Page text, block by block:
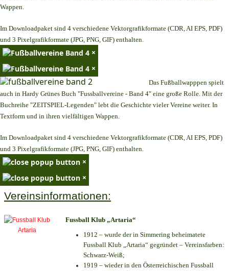
Wappen.
Im Downloadpaket sind 4 verschiedene Vektorgrafikformate (CDR, AI EPS, PDF)
und 3 Pixelgrafikformate (JPG, PNG, GIF) enthalten.
×
×
Das Fußballwapppen spielt
auch in Hardy Grünes Buch "Fussballvereine - Band 4" eine große Rolle. Mit der
Buchreihe "ZEITSPIEL-Legenden" lebt die Geschichte vieler Vereine weiter. In
Textform und in ihren vielfältigen Wappen.
Im Downloadpaket sind 4 verschiedene Vektorgrafikformate (CDR, AI EPS, PDF)
und 3 Pixelgrafikformate (JPG, PNG, GIF) enthalten.
×
×
Vereinsinformationen:
Fussball Klub „Artaria“
1912 – wurde der in Simmering beheimatete
Fussball Klub „Artaria“ gegründet – Vereinsfarben:
Schwarz-Weiß;
1919 – wieder in den Österreichischen Fussball